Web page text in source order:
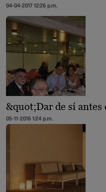
04-04-2017 12:26 p.m.
&quot;Dar de sí antes
05-11-2016 1:24 p.m.